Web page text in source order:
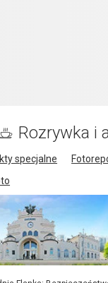
Rozrywka i
specjalne